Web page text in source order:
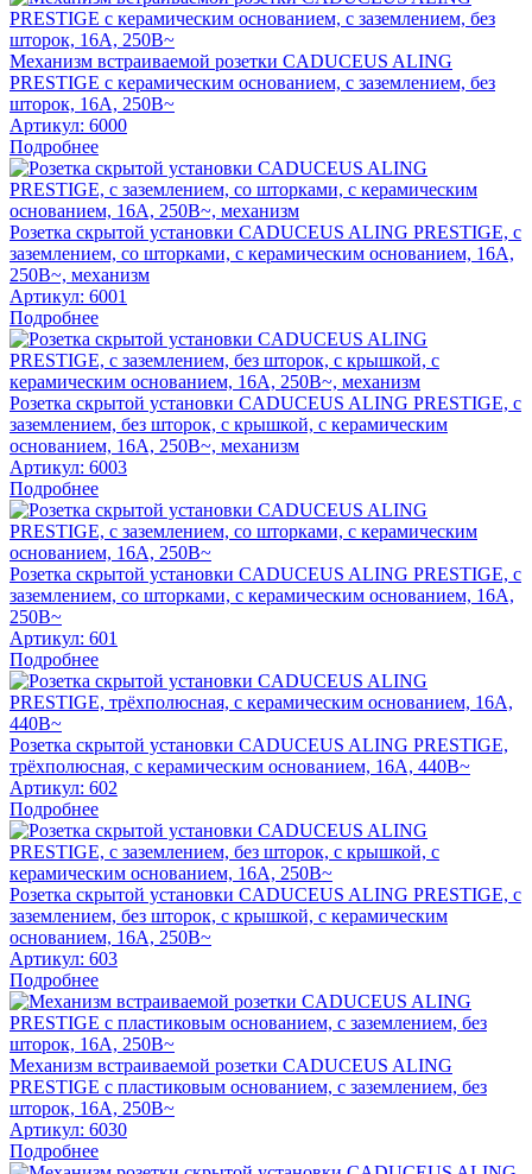
Механизм встраиваемой розетки CADUCEUS ALING
PRESTIGE с керамическим основанием, с заземлением, без
шторок, 16А, 250В~
Артикул: 6000
Подробнее
Розетка скрытой установки CADUCEUS ALING PRESTIGE, с
заземлением, со шторками, с керамическим основанием, 16А,
250В~, механизм
Артикул: 6001
Подробнее
Розетка скрытой установки CADUCEUS ALING PRESTIGE, с
заземлением, без шторок, с крышкой, с керамическим
основанием, 16А, 250В~, механизм
Артикул: 6003
Подробнее
Розетка скрытой установки CADUCEUS ALING PRESTIGE, с
заземлением, со шторками, с керамическим основанием, 16А,
250В~
Артикул: 601
Подробнее
Розетка скрытой установки CADUCEUS ALING PRESTIGE,
трёхполюсная, с керамическим основанием, 16А, 440В~
Артикул: 602
Подробнее
Розетка скрытой установки CADUCEUS ALING PRESTIGE, с
заземлением, без шторок, с крышкой, с керамическим
основанием, 16А, 250В~
Артикул: 603
Подробнее
Механизм встраиваемой розетки CADUCEUS ALING
PRESTIGE с пластиковым основанием, с заземлением, без
шторок, 16А, 250В~
Артикул: 6030
Подробнее